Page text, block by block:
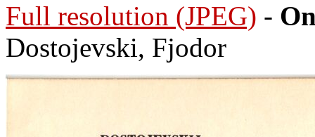
Full resolution (JPEG) -
Dostojevski, Fjodor